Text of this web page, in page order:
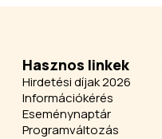
Hasznos linkek
Hirdetési díjak 2026
Információkérés
Eseménynaptár
Programváltozás